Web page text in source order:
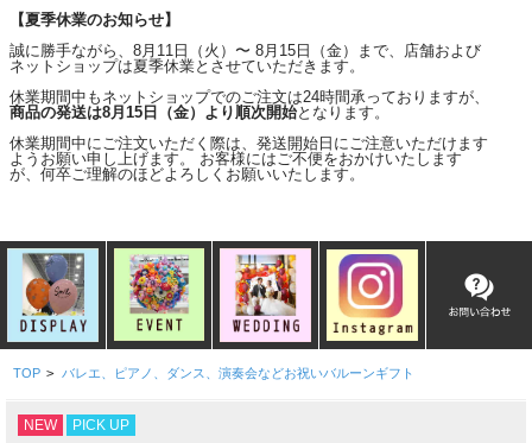
【夏季休業のお知らせ】
誠に勝手ながら、8月11日（火）〜 8月15日（金）まで、店舗および
ネットショップは夏季休業とさせていただきます。
休業期間中もネットショップでのご注文は24時間承っておりますが、
商品の発送は8月15日（金）より順次開始となります。
休業期間中にご注文いただく際は、発送開始日にご注意いただけます
ようお願い申し上げます。 お客様にはご不便をおかけいたします
が、何卒ご理解のほどよろしくお願いいたします。
TOP > バレエ、ピアノ、ダンス、演奏会などお祝いバルーンギフト
NEW PICK UP